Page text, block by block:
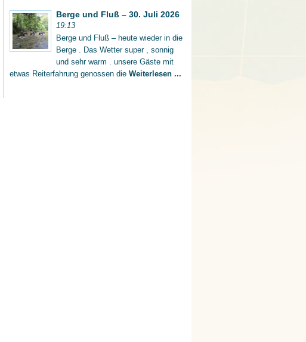
Berge und Fluß – 30. Juli 2026
19:13
Berge und Fluß – heute wieder in die
Berge . Das Wetter super , sonnig
und sehr warm . unsere Gäste mit
etwas Reiterfahrung genossen die Weiterlesen ...